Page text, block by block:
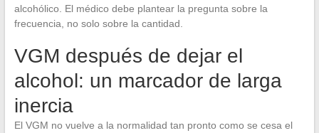
alcohólico. El médico debe plantear la pregunta sobre la
frecuencia, no solo sobre la cantidad.
VGM después de dejar el
alcohol: un marcador de larga
inercia
El VGM no vuelve a la normalidad tan pronto como se cesa el